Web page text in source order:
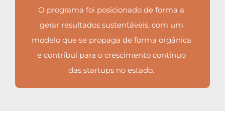
O programa foi posicionado de forma a
gerar resultados sustentáveis, com um
modelo que se propaga de forma orgânica
e contribui para o crescimento contínuo
das startups no estado.